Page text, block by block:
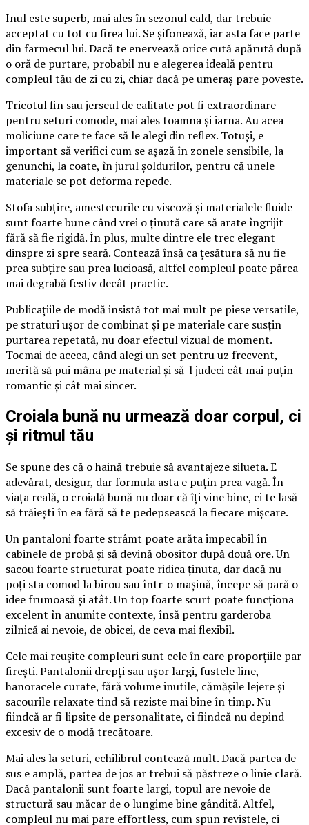
Inul este superb, mai ales în sezonul cald, dar trebuie
acceptat cu tot cu firea lui. Se șifonează, iar asta face parte
din farmecul lui. Dacă te enervează orice cută apărută după
o oră de purtare, probabil nu e alegerea ideală pentru
compleul tău de zi cu zi, chiar dacă pe umeraș pare poveste.
Tricotul fin sau jerseul de calitate pot fi extraordinare
pentru seturi comode, mai ales toamna și iarna. Au acea
moliciune care te face să le alegi din reflex. Totuși, e
important să verifici cum se așază în zonele sensibile, la
genunchi, la coate, în jurul șoldurilor, pentru că unele
materiale se pot deforma repede.
Stofa subțire, amestecurile cu viscoză și materialele fluide
sunt foarte bune când vrei o ținută care să arate îngrijit
fără să fie rigidă. În plus, multe dintre ele trec elegant
dinspre zi spre seară. Contează însă ca țesătura să nu fie
prea subțire sau prea lucioasă, altfel compleul poate părea
mai degrabă festiv decât practic.
Publicațiile de modă insistă tot mai mult pe piese versatile,
pe straturi ușor de combinat și pe materiale care susțin
purtarea repetată, nu doar efectul vizual de moment.
Tocmai de aceea, când alegi un set pentru uz frecvent,
merită să pui mâna pe material și să-l judeci cât mai puțin
romantic și cât mai sincer.
Croiala bună nu urmează doar corpul, ci
și ritmul tău
Se spune des că o haină trebuie să avantajeze silueta. E
adevărat, desigur, dar formula asta e puțin prea vagă. În
viața reală, o croială bună nu doar că îți vine bine, ci te lasă
să trăiești în ea fără să te pedepsească la fiecare mișcare.
Un pantaloni foarte strâmt poate arăta impecabil în
cabinele de probă și să devină obositor după două ore. Un
sacou foarte structurat poate ridica ținuta, dar dacă nu
poți sta comod la birou sau într-o mașină, începe să pară o
idee frumoasă și atât. Un top foarte scurt poate funcționa
excelent în anumite contexte, însă pentru garderoba
zilnică ai nevoie, de obicei, de ceva mai flexibil.
Cele mai reușite compleuri sunt cele în care proporțiile par
firești. Pantalonii drepți sau ușor largi, fustele line,
hanoracele curate, fără volume inutile, cămășile lejere și
sacourile relaxate tind să reziste mai bine în timp. Nu
fiindcă ar fi lipsite de personalitate, ci fiindcă nu depind
excesiv de o modă trecătoare.
Mai ales la seturi, echilibrul contează mult. Dacă partea de
sus e amplă, partea de jos ar trebui să păstreze o linie clară.
Dacă pantalonii sunt foarte largi, topul are nevoie de
structură sau măcar de o lungime bine gândită. Altfel,
compleul nu mai pare effortless, cum spun revistele, ci